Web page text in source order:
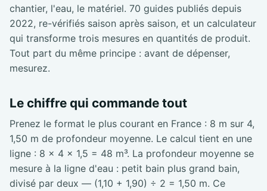
chantier, l'eau, le matériel. 70 guides publiés depuis
2022, re-vérifiés saison après saison, et un calculateur
qui transforme trois mesures en quantités de produit.
Tout part du même principe : avant de dépenser,
mesurez.
Le chiffre qui commande tout
Prenez le format le plus courant en France : 8 m sur 4,
1,50 m de profondeur moyenne. Le calcul tient en une
ligne : 8 × 4 × 1,5 = 48 m³. La profondeur moyenne se
mesure à la ligne d'eau : petit bain plus grand bain,
divisé par deux — (1,10 + 1,90) ÷ 2 = 1,50 m. Ce